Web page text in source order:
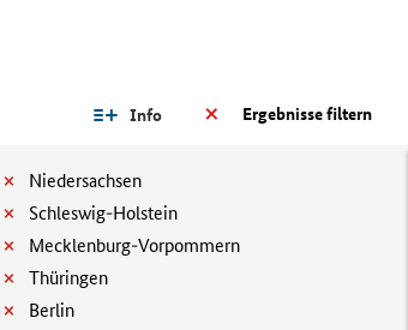
Ergebnisse filtern
Info
Niedersachsen
Schleswig-Holstein
Mecklenburg-Vorpommern
Thüringen
Berlin